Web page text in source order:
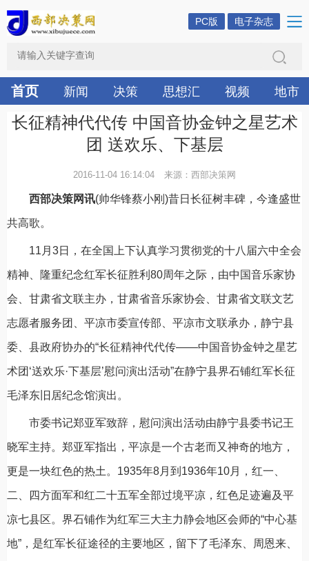
PC版 电子杂志
首页 新闻 决策 思想汇 视频 地市
长征精神代代传 中国音协金钟之星艺术
团 送欢乐、下基层
2016-11-04 16:14:04 来源：西部决策网
西部决策网讯(帅华锋蔡小刚)昔日长征树丰碑，今逢盛世
共高歌。
11月3日，在全国上下认真学习贯彻党的十八届六中全会
精神、隆重纪念红军长征胜利80周年之际，由中国音乐家协
会、甘肃省文联主办，甘肃省音乐家协会、甘肃省文联文艺
志愿者服务团、平凉市委宣传部、平凉市文联承办，静宁县
委、县政府协办的“长征精神代代传——中国音协金钟之星艺
术团‘送欢乐·下基层’慰问演出活动”在静宁县界石铺红军长征
毛泽东旧居纪念馆演出。
市委书记郑亚军致辞，慰问演出活动由静宁县委书记王
晓军主持。郑亚军指出，平凉是一个古老而又神奇的地方，
更是一块红色的热土。1935年8月到1936年10月，红一、
二、四方面军和红二十五军全部过境平凉，红色足迹遍及平
凉七县区。界石铺作为红军三大主力静会地区会师的“中心基
地”，是红军长征途径的主要地区，留下了毛泽东、周恩来、